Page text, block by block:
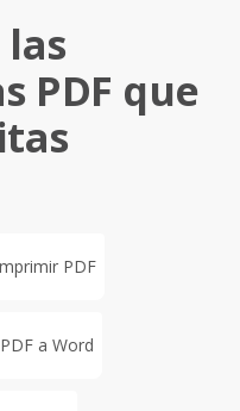
las
PDF que
PDF
PDF a Word